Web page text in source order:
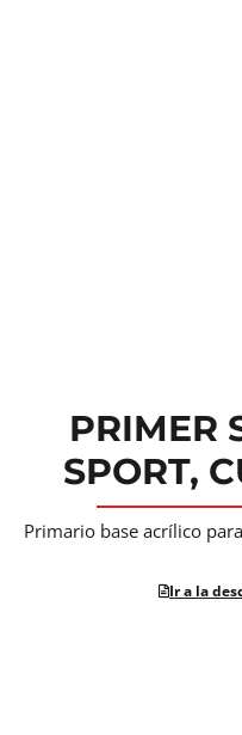
PRIMER
SPORT,
Primario base acrílico
Ir a la